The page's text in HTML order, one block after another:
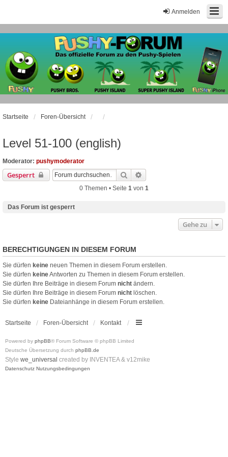
Anmelden
Startseite Foren-Übersicht
Level 51-100 (english)
Moderator: pushymoderator
Gesperrt Suche
0 Themen • Seite 1 von 1
Das Forum ist gesperrt
Gehe zu
BERECHTIGUNGEN IN DIESEM FORUM
Sie dürfen keine neuen Themen in diesem Forum erstellen.
Sie dürfen keineAntworten zu Themen in diesem Forum erstellen.
Sie dürfen Ihre Beiträge in diesem Forum nicht ändern.
Sie dürfen Ihre Beiträge in diesem Forum nicht löschen.
Sie dürfen keine Dateianhänge in diesem Forum erstellen.
Startseite Foren-Übersicht Kontakt
Powered by phpBB® Forum Software © phpBB Limited
Deutsche Übersetzung durch phpBB.de
Style we_universal created by INVENTEA & v12mike
Datenschutz Nutzungsbedingungen